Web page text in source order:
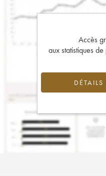
Accès
aux statistiques